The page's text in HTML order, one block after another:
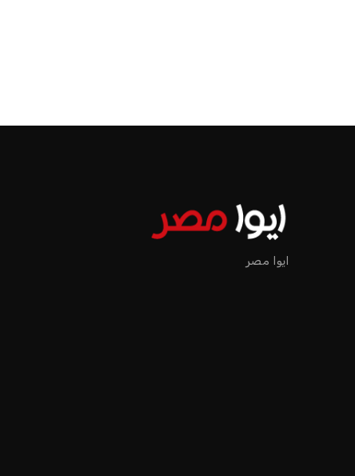
إنفانتينو يخطو نحو ولاية
عمر إبراهيم